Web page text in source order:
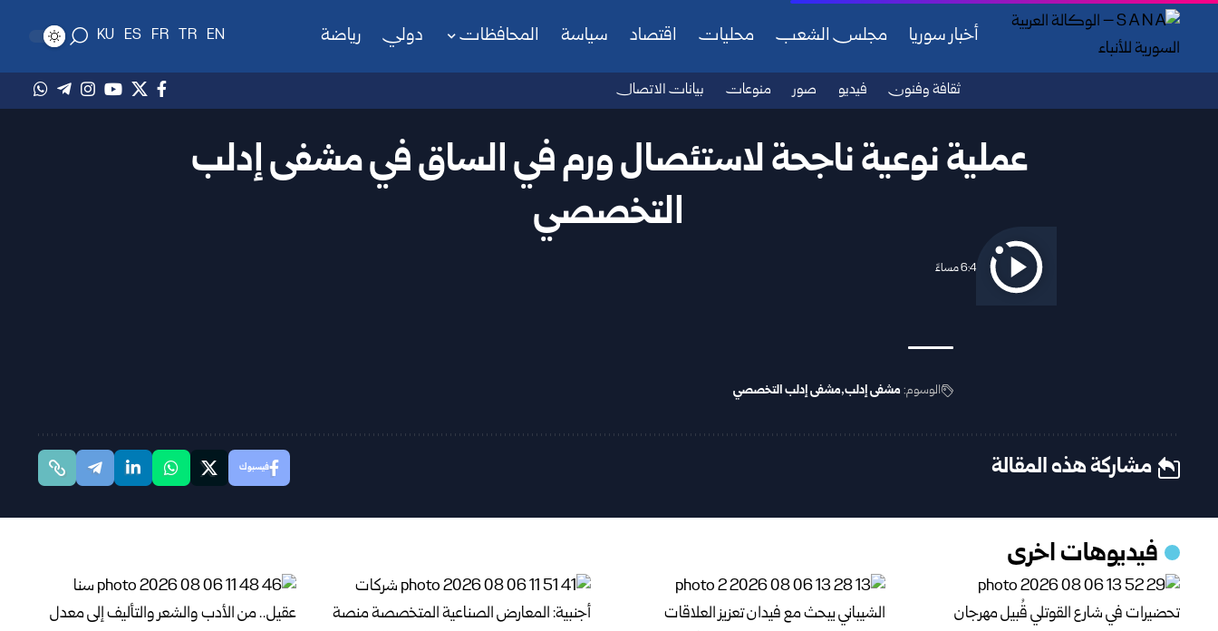
أخبار سوريا مجلس الشعب محليات اقتصاد سياسة المحافظات دولي رياضة EN
TR
FR
ES
KU
ثقافة وفنون فيديو صور منوعات بيانات الاتصال
عملية نوعية ناجحة لاستئصال ورم في الساق في مشفى إدلب
التخصصي
2026/05/01 6:44 مساءً
الوسوم: مشفى إدلب مشفى إدلب التخصصي
مشاركة هذه المقالة فيسبوك
فيديوهات اخرى